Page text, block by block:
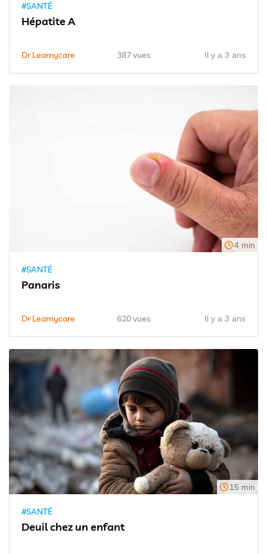
#SANTÉ
Hépatite A
Dr Learnycare 387 vues Il y a 3 ans
4 min
#SANTÉ
Panaris
Dr Learnycare 620 vues Il y a 3 ans
15 min
#SANTÉ
Deuil chez un enfant